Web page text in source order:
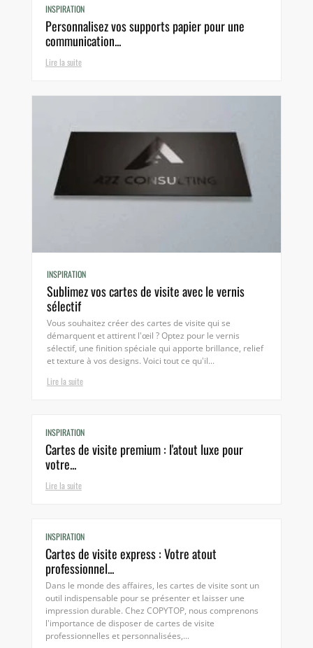
INSPIRATION
Personnalisez vos supports papier pour une
communication...
Lire la suite
INSPIRATION
Sublimez vos cartes de visite avec le vernis
sélectif
Vous souhaitez créer des cartes de visite qui se
démarquent et attirent l'œil ? Optez pour le vernis
sélectif, une finition spéciale qui apporte brillance, relief
et texture à vos designs. Voici tout ce qu'il...
Lire la suite
INSPIRATION
Cartes de visite premium : l'atout luxe pour
votre...
Lire la suite
INSPIRATION
Cartes de visite express : Votre atout
professionnel...
Dans le monde des affaires, les cartes de visite sont un
outil indispensable pour se présenter et laisser une
impression durable. Chez COPYTOP, nous comprenons
l'importance de disposer de cartes de visite
professionnelles et personnalisées,...